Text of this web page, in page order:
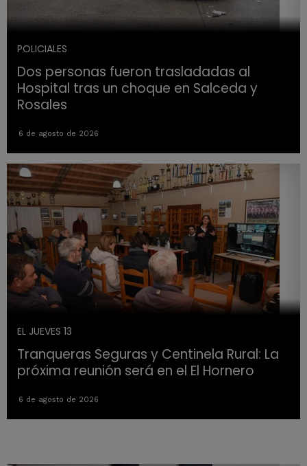
POLICIALES
Dos personas fueron trasladadas al
Hospital tras un choque en Salceda y
Rosales
6 de agosto de 2026
EL JUEVES 13
Tranqueras Seguras y Centinela Rural: La
próxima reunión será en el El Hornero
6 de agosto de 2026